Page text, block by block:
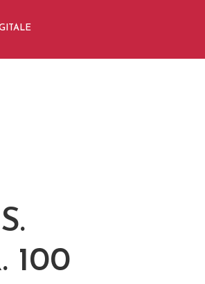
100